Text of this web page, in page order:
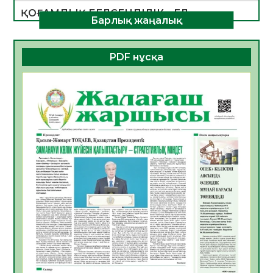
ҚОҒАМДЫҚ БЕЛСЕНДІЛІК – ЕЛ
ДАМУЫНЫҢ НЕГІЗІ
06.08.2026
36 0
ҚҰРЫЛТАЙ САЙЛАУЫ – БОЛАШАҚҚА
БАСТАР ЖАУАПТЫ ТАҢДАУ
06.08.2026
Инфекциялық ауруларға қарсы иммундау
жұмыстарының тиімділігі
06.08.2026
40
Көкжөтел ауруы туралы
06.08.2026
36
АПВ вакцинасы туралы мәлімет
06.08.2026
36
Open Air: Қызылорда облысы полиция
департаменті 20 мыңнан астам
Барлық жаңалық
PDF нұсқа